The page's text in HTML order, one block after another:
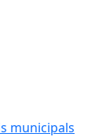
municipals